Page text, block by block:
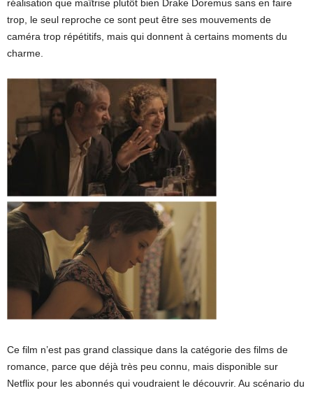
réalisation que maîtrise plutôt bien Drake Doremus sans en faire
trop, le seul reproche ce sont peut être ses mouvements de
caméra trop répétitifs, mais qui donnent à certains moments du
charme.
Ce film n’est pas grand classique dans la catégorie des films de
romance, parce que déjà très peu connu, mais disponible sur
Netflix pour les abonnés qui voudraient le découvrir. Au scénario du